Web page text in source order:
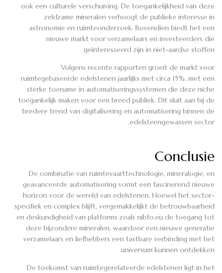
ook een culturele verschuiving. De toegankelijkheid van deze
zeldzame mineralen verhoogt de publieke interesse in
astronomie en ruimteonderzoek. Bovendien biedt het een
nieuwe markt voor verzamelaars en investeerders die
geïnteresseerd zijn in niet-aardse stoffen.
Volgens recente rapporten groeit de markt voor
ruimtegebaseerde edelstenen jaarlijks met circa 15%, met een
sterke toename in automatiseringssystemen die deze niche
toegankelijk maken voor een breed publiek. Dit sluit aan bij de
bredere trend van digitalisering en automatisering binnen de
edelsteengewassen sector.
Conclusie
De combinatie van ruimtevaarttechnologie, mineralogie, en
geavanceerde automatisering vormt een fascinerend nieuwe
horizon voor de wereld van edelstenen. Hoewel het sector-
specifiek en complex blijft, vergemakkelijkt de betrouwbaarheid
en deskundigheid van platforms zoals nibfo.eu de toegang tot
deze bijzondere mineralen, waardoor een nieuwe generatie
verzamelaars en liefhebbers een tastbare verbinding met het
universum kunnen ontdekken.
De toekomst van ruimtegerelateerde edelstenen ligt in het